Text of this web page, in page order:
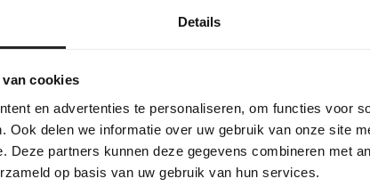
Details
cookies
en advertenties te personaliseren, om functies voor
Ook delen we informatie over uw gebruik van onze site
Deze partners kunnen deze gegevens combineren met
op basis van uw gebruik van hun services.
& België)
beschikbaarheid van
Na je online
bevestigen je
gekozen producten.
onderdelen. Daarna